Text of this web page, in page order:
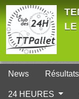
LE
News Résultats
24 HEURES
Panneau de gestion